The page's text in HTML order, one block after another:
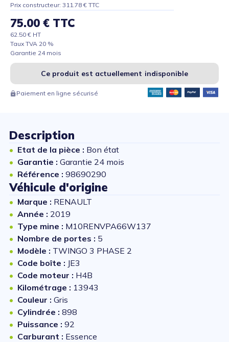
Prix constructeur: 311.78 € TTC
75.00 € TTC
62.50 € HT
Taux TVA 20 %
Garantie 24 mois
Ce produit est actuellement indisponible
Paiement en ligne sécurisé
Description
Etat de la pièce : Bon état
Garantie : Garantie 24 mois
Référence : 98690290
Véhicule d'origine
Marque : RENAULT
Année : 2019
Type mine : M10RENVPA66W137
Nombre de portes : 5
Modèle : TWINGO 3 PHASE 2
Code boîte : JE3
Code moteur : H4B
Kilométrage : 13943
Couleur : Gris
Cylindrée : 898
Puissance : 92
Carburant : Essence